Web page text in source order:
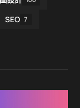
SEO 7